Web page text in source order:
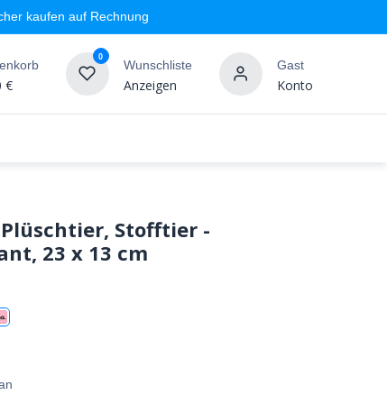
kaufen auf Rechnung
€
0
Wunschliste
Anzeigen
Gast
Konto
Stofftier -
23 x 13 cm